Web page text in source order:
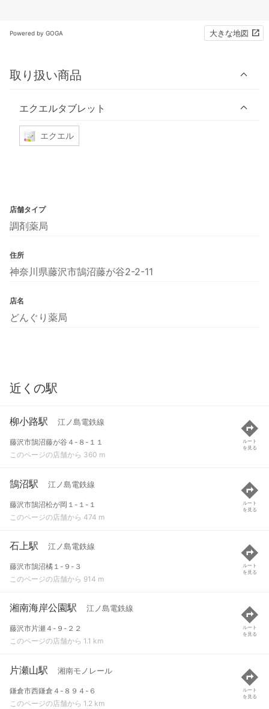
Powered by GOGA 大きな地図
取り扱い商品
エクエルタブレット
エクエル
店舗タイプ
調剤薬局
住所
神奈川県藤沢市鵠沼藤が谷2-2-11
店名
どんぐり薬局
近くの駅
柳小路駅 江ノ島電鉄線
藤沢市鵠沼藤が谷４-８-１１
このページの店舗から 360 m
ルート
を見る
鵠沼駅 江ノ島電鉄線
藤沢市鵠沼松が岡１-１-１
このページの店舗から 474 m
ルート
を見る
石上駅 江ノ島電鉄線
藤沢市鵠沼橘１-９-３
このページの店舗から 914 m
ルート
を見る
湘南海岸公園駅 江ノ島電鉄線
藤沢市片瀬４-９-２２
このページの店舗から 1.1 km
ルート
を見る
片瀬山駅 湘南モノレール
鎌倉市西鎌倉４-８９４-６
このページの店舗から 1.2 km
ルート
を見る